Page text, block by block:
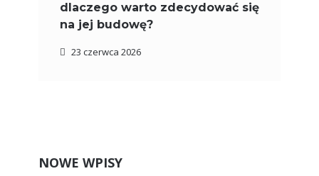
dlaczego warto zdecydować się
na jej budowę?
23 czerwca 2026
NOWE WPISY